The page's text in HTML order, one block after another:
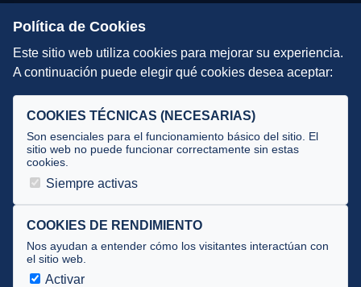
Escuelas de Triatlón
DIRECCIÓN TÉCNICA
Selecciones
Tecnificación
JUECES Y OFICIALES
Documentos
Cursos
Circulares oficiales
Política de Cookies
Este sitio web utiliza cookies para mejorar su experiencia.
A continuación puede elegir qué cookies desea aceptar:
COOKIES TÉCNICAS (NECESARIAS)
Son esenciales para el funcionamiento básico del sitio. El
sitio web no puede funcionar correctamente sin estas
cookies.
Siempre activas
COOKIES DE RENDIMIENTO
Nos ayudan a entender cómo los visitantes interactúan con
el sitio web.
Activar